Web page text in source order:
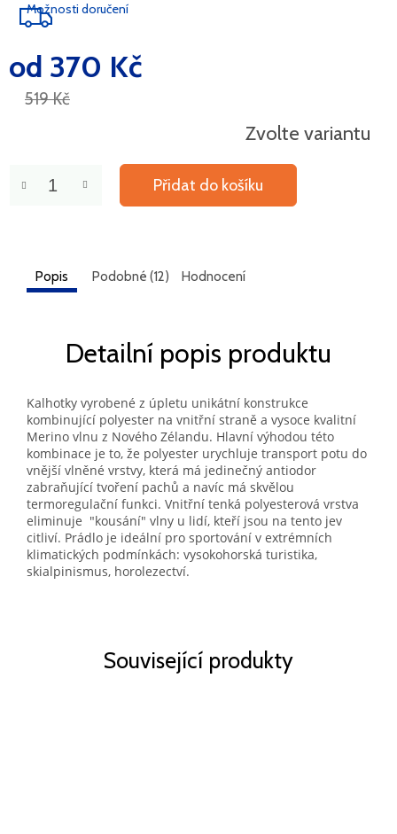
519 Kč
od 370 Kč
Měrná
cena:
Zvolte variantu
Možnosti doručení
Přidat do košíku
Související produkty
Popis Podobné (12) Hodnocení
Detailní popis produktu
Kalhotky vyrobené z úpletu unikátní konstrukce
kombinující polyester na vnitřní straně a vysoce kvalitní
Merino vlnu z Nového Zélandu. Hlavní výhodou této
kombinace je to, že polyester urychluje transport potu do
vnější vlněné vrstvy, která má jedinečný antiodor
zabraňující tvoření pachů a navíc má skvělou
termoregulační funkci. Vnitřní tenká polyesterová vrstva
eliminuje "kousání" vlny u lidí, kteří jsou na tento jev
citliví. Prádlo je ideální pro sportování v extrémních
klimatických podmínkách: vysokohorská turistika,
skialpinismus, horolezectví.